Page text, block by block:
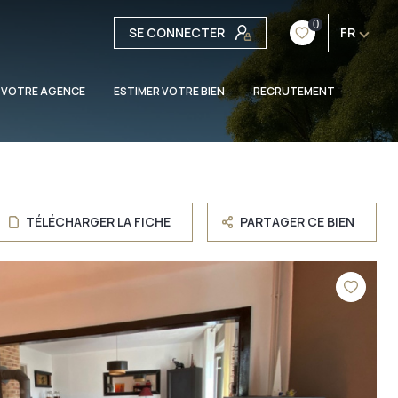
SE CONNECTER 0 FR
AGENCE ESTIMER VOTRE BIEN RECRUTEMENT
TÉLÉCHARGER LA FICHE PARTAGER CE BIEN